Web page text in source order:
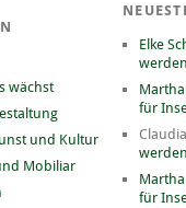
wächst
und Kultur
Mobiliar
Elke
Martha
für
Martha
für